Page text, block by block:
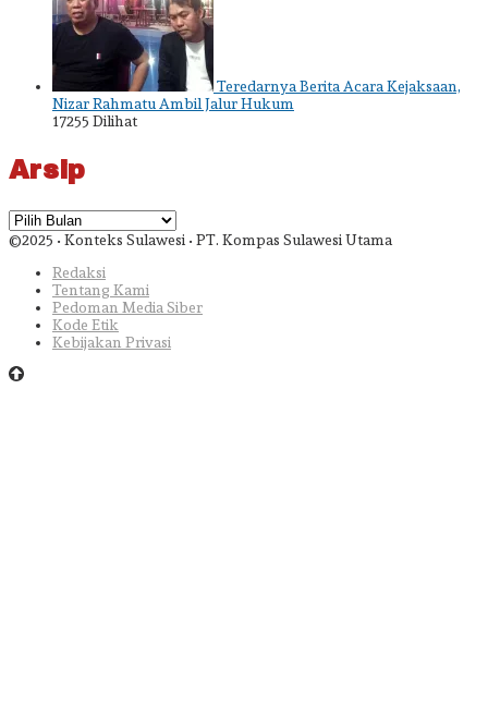
Teredarnya Berita Acara Kejaksaan,
Nizar Rahmatu Ambil Jalur Hukum
17255 Dilihat
Arsip
Arsip
©2025 • Konteks Sulawesi • PT. Kompas Sulawesi Utama
Redaksi
Tentang Kami
Pedoman Media Siber
Kode Etik
Kebijakan Privasi